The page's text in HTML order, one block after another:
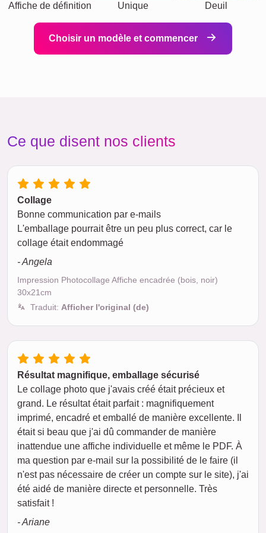
Affiche de définition Unique Deuil
Choisir un modèle et commencer
Ce que disent nos clients
Collage
Bonne communication par e-mails
L'emballage pourrait être un peu plus correct, car le
collage était endommagé
- Angela
Impression Photocollage Affiche encadrée (bois, noir)
30x21cm
Traduit: Afficher l'original (de)
Résultat magnifique, emballage sécurisé
Le collage photo que j'avais créé était précieux et
grand. Le résultat était parfait : magnifiquement
imprimé, encadré et emballé de manière excellente. Il
était si beau que j'ai dû commander de manière
inattendue une affiche individuelle et même le PDF. À
ma question par e-mail sur la possibilité de le faire (il
n'est pas nécessaire de créer un compte sur le site), j'ai
été aidé de manière directe et personnelle. Très
satisfait !
- Ariane